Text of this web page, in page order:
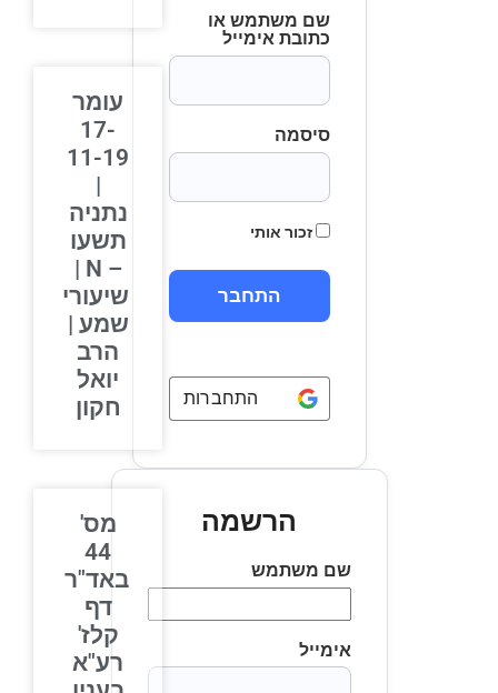
שם משתמש או
כתובת אימייל
סיסמה
זכור אותי
התחברות באמצעות Google
הרשמה
שם משתמש
אימייל
עומר
17-
11-19
נתניה
תשעו
– N |
שיעורי
שמע |
הרב
יואל
חקון
מס'
44
באד"ר
דף
קלז'
רע"א